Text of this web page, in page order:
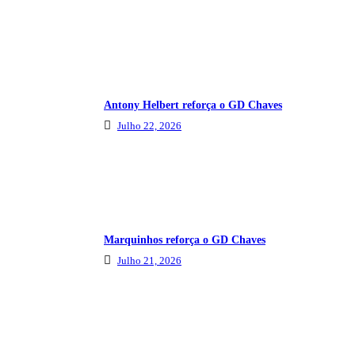
Antony Helbert reforça o GD Chaves
Julho 22, 2026
Marquinhos reforça o GD Chaves
Julho 21, 2026